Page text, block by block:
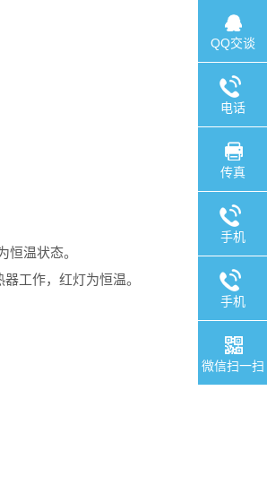
温状态。
工作，红灯为恒温。
QQ交谈
电话
传真
手机
手机
微信扫一扫